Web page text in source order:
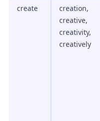
create
creation,
creative,
creativity,
creatively